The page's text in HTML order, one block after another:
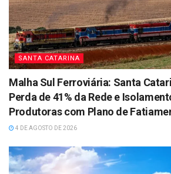
SANTA CATARINA
Malha Sul Ferroviária: Santa
Perda de 41% da Rede e
Produtoras com Plano de
4 DE AGOSTO DE 2026